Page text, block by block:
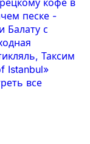
песке -
Балату с
Таксим
Istanbul»
все